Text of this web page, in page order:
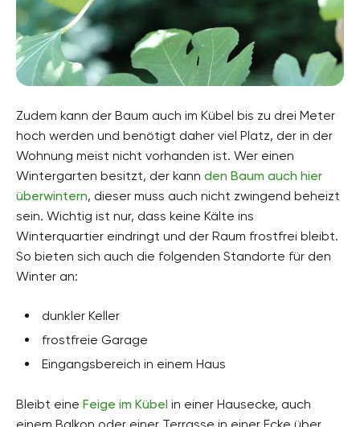
Zudem kann der Baum auch im Kübel bis zu drei Meter
hoch werden und benötigt daher viel Platz, der in der
Wohnung meist nicht vorhanden ist. Wer einen
Wintergarten besitzt, der kann den Baum auch hier
überwintern, dieser muss auch nicht zwingend beheizt
sein. Wichtig ist nur, dass keine Kälte ins
Winterquartier eindringt und der Raum frostfrei bleibt.
So bieten sich auch die folgenden Standorte für den
Winter an:
dunkler Keller
frostfreie Garage
Eingangsbereich in einem Haus
Bleibt eine Feige im Kübel in einer Hausecke, auch
einem Balkon oder einer Terrasse in einer Ecke über